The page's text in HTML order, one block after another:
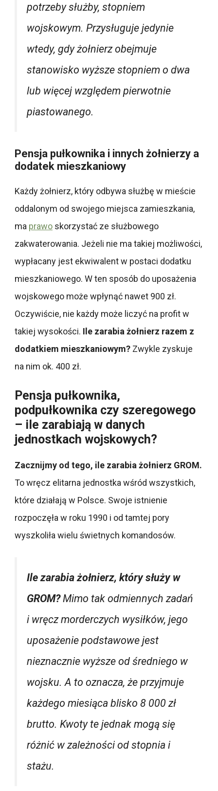
potrzeby służby, stopniem
wojskowym. Przysługuje jedynie
wtedy, gdy żołnierz obejmuje
stanowisko wyższe stopniem o dwa
lub więcej względem pierwotnie
piastowanego.
Pensja pułkownika i innych żołnierzy a
dodatek mieszkaniowy
Każdy żołnierz, który odbywa służbę w mieście
oddalonym od swojego miejsca zamieszkania,
ma prawo skorzystać ze służbowego
zakwaterowania. Jeżeli nie ma takiej możliwości,
wypłacany jest ekwiwalent w postaci dodatku
mieszkaniowego. W ten sposób do uposażenia
wojskowego może wpłynąć nawet 900 zł.
Oczywiście, nie każdy może liczyć na profit w
takiej wysokości. Ile zarabia żołnierz razem z
dodatkiem mieszkaniowym? Zwykle zyskuje
na nim ok. 400 zł.
Pensja pułkownika,
podpułkownika czy szeregowego
– ile zarabiają w danych
jednostkach wojskowych?
Zacznijmy od tego, ile zarabia żołnierz GROM.
To wręcz elitarna jednostka wśród wszystkich,
które działają w Polsce. Swoje istnienie
rozpoczęła w roku 1990 i od tamtej pory
wyszkoliła wielu świetnych komandosów.
Ile zarabia żołnierz, który służy w
GROM?Mimo tak odmiennych zadań
i wręcz morderczych wysiłków, jego
uposażenie podstawowe jest
nieznacznie wyższe od średniego w
wojsku. A to oznacza, że przyjmuje
każdego miesiąca blisko 8 000 zł
brutto. Kwoty te jednak mogą się
różnić w zależności od stopnia i
stażu.